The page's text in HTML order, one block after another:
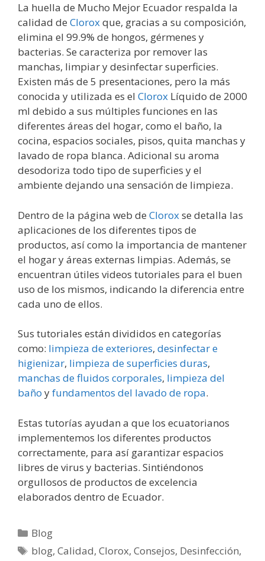
La huella de Mucho Mejor Ecuador respalda la
calidad de Cloroxque, gracias a su composición,
elimina el 99.9% de hongos, gérmenes y
bacterias. Se caracteriza por remover las
manchas, limpiar y desinfectar superficies.
Existen más de 5 presentaciones, pero la más
conocida y utilizada es el Clorox Líquido de 2000
ml debido a sus múltiples funciones en las
diferentes áreas del hogar, como el baño, la
cocina, espacios sociales, pisos, quita manchas y
lavado de ropa blanca. Adicional su aroma
desodoriza todo tipo de superficies y el
ambiente dejando una sensación de limpieza.
Dentro de la página web de Cloroxse detalla las
aplicaciones de los diferentes tipos de
productos, así como la importancia de mantener
el hogar y áreas externas limpias. Además, se
encuentran útiles videos tutoriales para el buen
uso de los mismos, indicando la diferencia entre
cada uno de ellos.
Sus tutoriales están divididos en categorías
como: limpieza de exteriores, desinfectar e
higienizar, limpieza de superficies duras,
manchas de fluidos corporales, limpieza del
baño yfundamentos del lavado de ropa.
Estas tutorías ayudan a que los ecuatorianos
implementemos los diferentes productos
correctamente, para así garantizar espacios
libres de virus y bacterias. Sintiéndonos
orgullosos de productos de excelencia
elaborados dentro de Ecuador.
Blog
blog,Calidad,Clorox,Consejos, Desinfección,